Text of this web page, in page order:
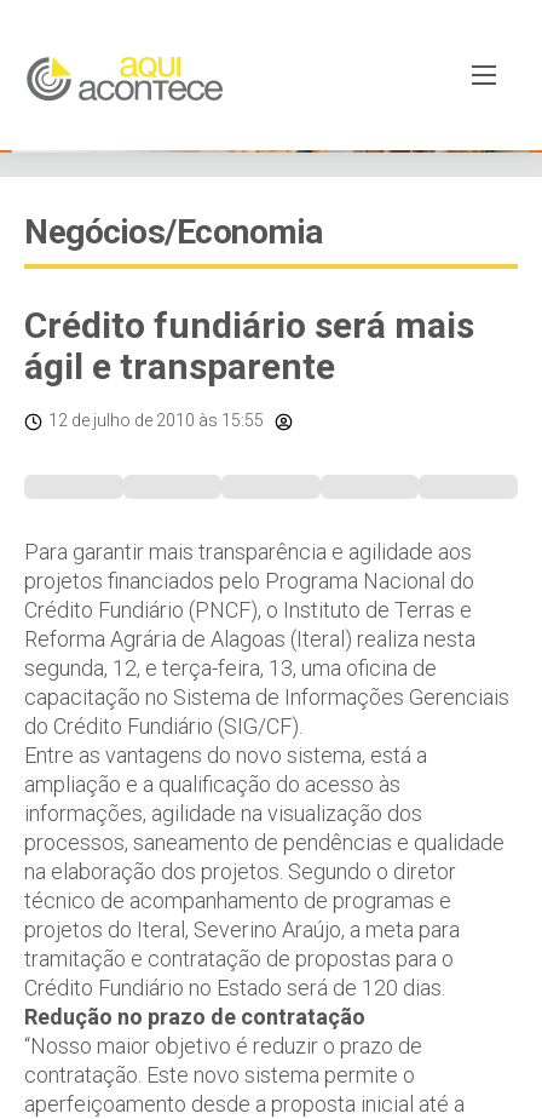
Negócios/Economia
Crédito fundiário será mais
ágil e transparente
12 de julho de 2010 às 15:55
Para garantir mais transparência e agilidade aos
projetos financiados pelo Programa Nacional do
Crédito Fundiário (PNCF), o Instituto de Terras e
Reforma Agrária de Alagoas (Iteral) realiza nesta
segunda, 12, e terça-feira, 13, uma oficina de
capacitação no Sistema de Informações Gerenciais
do Crédito Fundiário (SIG/CF).
Entre as vantagens do novo sistema, está a
ampliação e a qualificação do acesso às
informações, agilidade na visualização dos
processos, saneamento de pendências e qualidade
na elaboração dos projetos. Segundo o diretor
técnico de acompanhamento de programas e
projetos do Iteral, Severino Araújo, a meta para
tramitação e contratação de propostas para o
Crédito Fundiário no Estado será de 120 dias.
Redução no prazo de contratação
“Nosso maior objetivo é reduzir o prazo de
contratação. Este novo sistema permite o
aperfeiçoamento desde a proposta inicial até a